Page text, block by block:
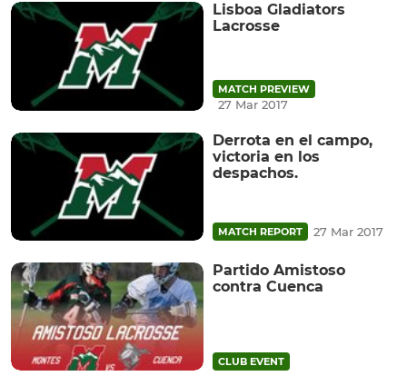
Lisboa Gladiators
Lacrosse
MATCH PREVIEW
27 Mar 2017
Derrota en el campo,
victoria en los
despachos.
MATCH REPORT 27 Mar 2017
Partido Amistoso
contra Cuenca
CLUB EVENT